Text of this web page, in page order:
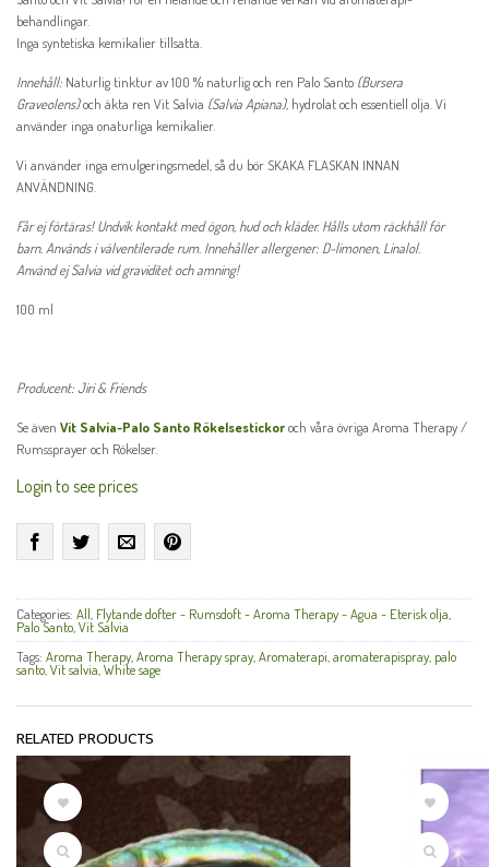
behandlingar.
Inga syntetiska kemikalier tillsatta.
Innehåll: Naturlig tinktur av 100 % naturlig och ren Palo Santo (Bursera
Graveolens)och äkta ren Vit Salvia (Salvia Apiana), hydrolat och essentiell olja. Vi
använder inga onaturliga kemikalier.
Vi använder inga emulgeringsmedel, så du bör SKAKA FLASKAN INNAN
ANVÄNDNING.
Får ej förtäras! Undvik kontakt med ögon, hud och kläder. Hålls utom räckhåll för
barn. Används i välventilerade rum. Innehåller allergener: D-limonen, Linalol.
Använd ej Salvia vid graviditet och amning!
100 ml
Producent: Jiri & Friends
Se även Vit Salvia-Palo Santo Rökelsestickoroch våra övriga Aroma Therapy /
Rumssprayer och Rökelser.
Login to see prices
Categories: All Flytande dofter - Rumsdoft - Aroma Therapy - Agua - Eterisk olja
Palo Santo Vit Salvia
Tags: Aroma Therapy Aroma Therapy spray Aromaterapi aromaterapispray palo
santo Vit salvia White sage
RELATED PRODUCTS